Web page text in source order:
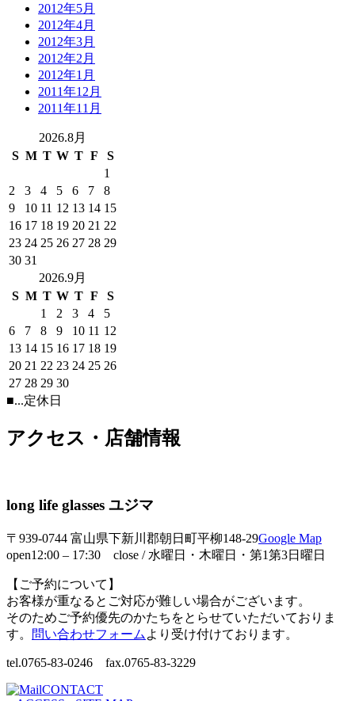
2012年5月
2012年4月
2012年3月
2012年2月
2012年1月
2011年12月
2011年11月
2026.8月
S M T W T F
S
1
2
3 4 5 6 7
8
9
10 11 12 13 14 15
16 17 18 19 20 21 22
23 24 25 26 27 28 29
30 31
2026.9月
S M T W T F
S
1
2 3 4
5
6
7 8 9 10 11 12
13 14 15 16 17 18 19
20 21 22 23 24 25 26
27 28 29 30
■...定休日
アクセス・店舗情報
long life glasses ユジマ
〒939-0744 富山県下新川郡朝日町平柳148-29Google Map
open12:00 – 17:30 close / 水曜日・木曜日・第1第3日曜日
【ご予約について】
お客様が重なるとご対応が難しい場合がございます。
そのためご予約優先のかたちをとらせていただいておりま
す。
問い合わせフォーム より受け付けております。
tel.0765-83-0246 fax.0765-83-3229
CONTACT